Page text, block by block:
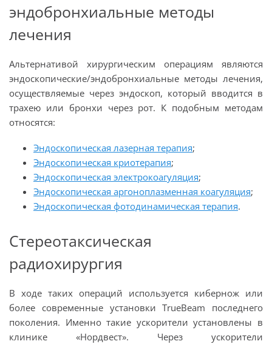
эндобронхиальные методы
лечения
Альтернативой хирургическим операциям являются
эндоскопические/эндобронхиальные методы лечения,
осуществляемые через эндоскоп, который вводится в
трахею или бронхи через рот. К подобным методам
относятся:
Эндоскопическая лазерная терапия;
Эндоскопическая криотерапия;
Эндоскопическая электрокоагуляция;
Эндоскопическая аргоноплазменная коагуляция;
Эндоскопическая фотодинамическая терапия.
Стереотаксическая
радиохирургия
В ходе таких операций используется кибернож или
более современные установки TrueBeam последнего
поколения. Именно такие ускорители установлены в
клинике «Нордвест». Через ускорители